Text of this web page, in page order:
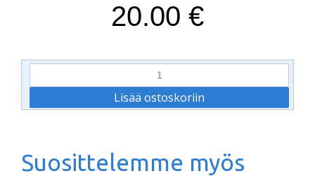
20.00 €
Suosittelemme myös